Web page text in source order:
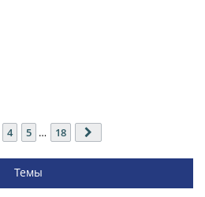
18
4 5 … 18
Темы